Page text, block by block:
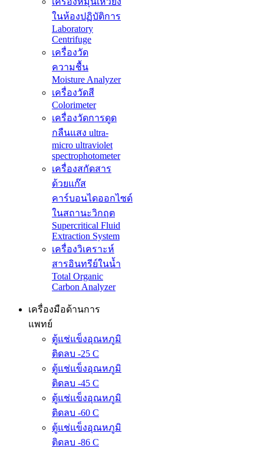
ในห้องปฏิบัติการ
Laboratory
Centrifuge
เครื่องวัด
ความชื้น
Moisture Analyzer
เครื่องวัดสี
Colorimeter
เครื่องวัดการดูด
กลืนแสง ultra-
micro ultraviolet
spectrophotometer
เครื่องสกัดสาร
ด้วยแก๊ส
คาร์บอนไดออกไซด์
ในสถานะวิกฤต
Supercritical Fluid
Extraction System
เครื่องวิเคราะห์
สารอินทรีย์ในน้ำ
Total Organic
Carbon Analyzer
เครื่องมือด้านการ
แพทย์
ตู้แช่แข็งอุณหภูมิ
ติดลบ -25 C
ตู้แช่แข็งอุณหภูมิ
ติดลบ -45 C
ตู้แช่แข็งอุณหภูมิ
ติดลบ -60 C
ตู้แช่แข็งอุณหภูมิ
ติดลบ -86 C